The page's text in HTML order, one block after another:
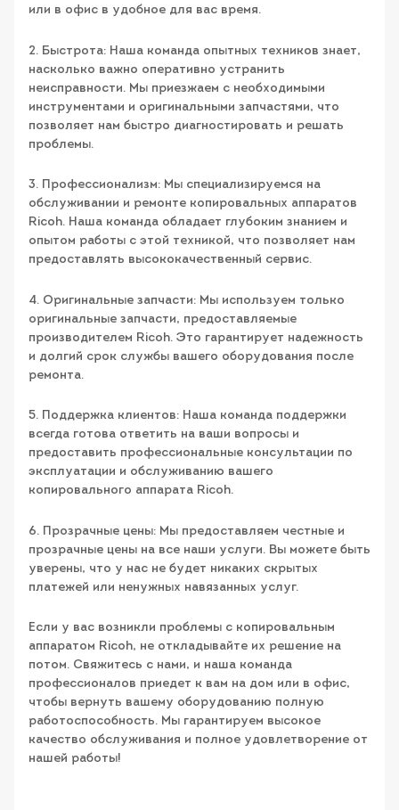
или в офис в удобное для вас время.
2. Быстрота: Наша команда опытных техников знает,
насколько важно оперативно устранить
неисправности. Мы приезжаем с необходимыми
инструментами и оригинальными запчастями, что
позволяет нам быстро диагностировать и решать
проблемы.
3. Профессионализм: Мы специализируемся на
обслуживании и ремонте копировальных аппаратов
Ricoh. Наша команда обладает глубоким знанием и
опытом работы с этой техникой, что позволяет нам
предоставлять высококачественный сервис.
4. Оригинальные запчасти: Мы используем только
оригинальные запчасти, предоставляемые
производителем Ricoh. Это гарантирует надежность
и долгий срок службы вашего оборудования после
ремонта.
5. Поддержка клиентов: Наша команда поддержки
всегда готова ответить на ваши вопросы и
предоставить профессиональные консультации по
эксплуатации и обслуживанию вашего
копировального аппарата Ricoh.
6. Прозрачные цены: Мы предоставляем честные и
прозрачные цены на все наши услуги. Вы можете быть
уверены, что у нас не будет никаких скрытых
платежей или ненужных навязанных услуг.
Если у вас возникли проблемы с копировальным
аппаратом Ricoh, не откладывайте их решение на
потом. Свяжитесь с нами, и наша команда
профессионалов приедет к вам на дом или в офис,
чтобы вернуть вашему оборудованию полную
работоспособность. Мы гарантируем высокое
качество обслуживания и полное удовлетворение от
нашей работы!